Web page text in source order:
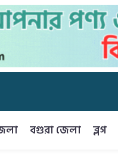
বগুরা জেলা ব্লগ